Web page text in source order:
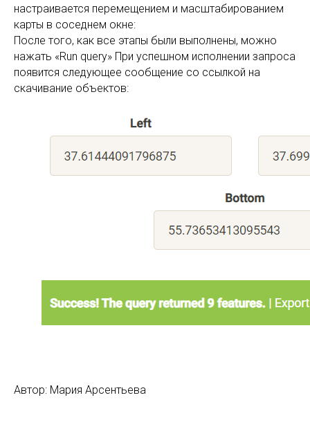
настраивается перемещением и масштабированием
карты в соседнем окне:
После того, как все этапы были выполнены, можно
нажать «Run query» При успешном исполнении запроса
появится следующее сообщение со ссылкой на
скачивание объектов:
Автор: Мария Арсентьева